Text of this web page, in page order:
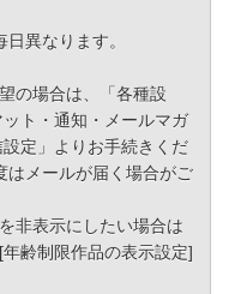
異なります。
の場合は、「各種設
ト・通知・メールマガ
定」よりお手続きくだ
メールが届く場合がご
非表示にしたい場合は
齢制限作品の表示設定]